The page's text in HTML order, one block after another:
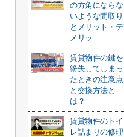
の方角にならな
いような間取り
とメリット・デ
メリッ...
賃貸物件の鍵を
紛失してしまっ
たときの注意点
と交換方法と
は？
賃貸物件のトイ
レ詰まりの修理